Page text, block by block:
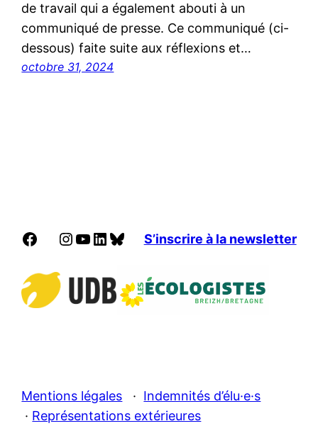
de travail qui a également abouti à un
communiqué de presse. Ce communiqué (ci-
dessous) faite suite aux réflexions et…
octobre 31, 2024
Facebook
Instagram
YouTube
LinkedIn
BlueskyS’inscrire à la newsletter
Mentions légales · Indemnités d’élu·e·s
· Représentations extérieures